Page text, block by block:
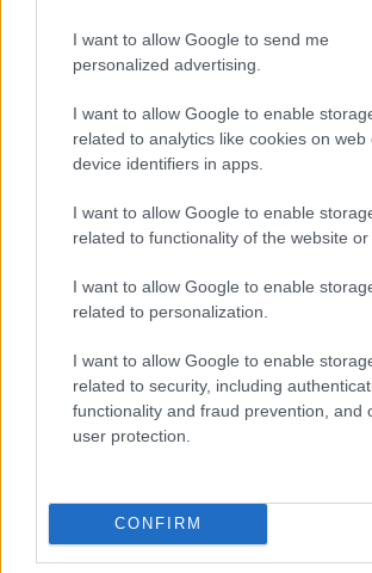
I want to allow Google to send me
personalized advertising.
I want to allow Google to enable
related to analytics like cookies on web
device identifiers in apps.
I want to allow Google to enable
related to functionality of the website or
I want to allow Google to enable
related to personalization.
I want to allow Google to enable
related to security, including
functionality and fraud prevention, and
user protection.
CONFIRM
A kutatók bizakodnak, hogy
azonosítására felhasználhatják.
A nem hagyományos módon készített
fegyverek nyomon követéséhez
eladott 3D nyomtatóról és a
információk. Az „ujjlenyomatokat”
adatbázisban tárolnák.
Figyelembe véve, hogy az Egyesült
lakosság birtokában lévő 79 millió
pisztoly stb. a feltételezett
százaléka, PrinTracker bevezetésére
használatára valószínűleg még várni